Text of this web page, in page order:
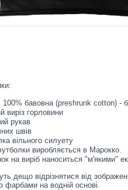
бавовна (preshrunk cotton) -
виріз горловини
рукав
швів
вільного силуету
виробляється в Марокко.
на виріб наноситься "м'якими"
дещо відрізнятися від
фарбами на водній основі.